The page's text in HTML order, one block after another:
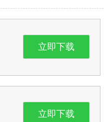
立即下载
立即下载